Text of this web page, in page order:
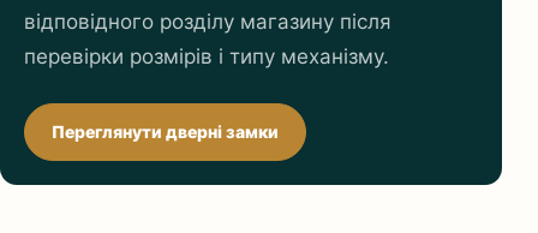
відповідного розділу магазину після
перевірки розмірів і типу механізму.
Переглянути дверні замки